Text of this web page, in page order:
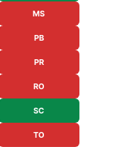
MS
PB
PR
RO
SC
TO